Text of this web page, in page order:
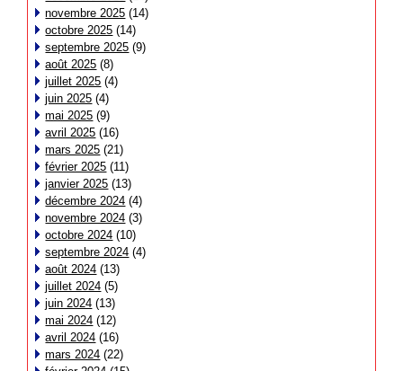
novembre 2025 (14)
octobre 2025 (14)
septembre 2025 (9)
août 2025 (8)
juillet 2025 (4)
juin 2025 (4)
mai 2025 (9)
avril 2025 (16)
mars 2025 (21)
février 2025 (11)
janvier 2025 (13)
décembre 2024 (4)
novembre 2024 (3)
octobre 2024 (10)
septembre 2024 (4)
août 2024 (13)
juillet 2024 (5)
juin 2024 (13)
mai 2024 (12)
avril 2024 (16)
mars 2024 (22)